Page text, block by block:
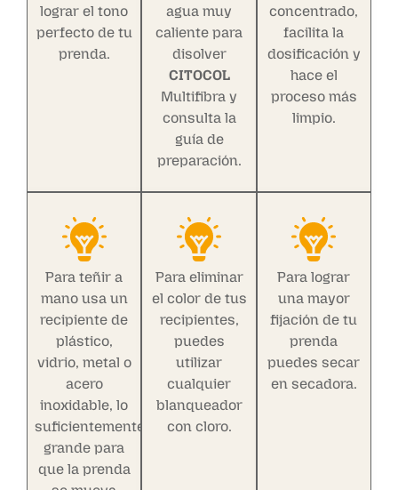
lograr el tono
perfecto de tu
prenda.
agua muy
caliente para
disolver
CITOCOL
Multifibra y
consulta la
guía de
preparación.
concentrado,
facilita la
dosificación y
hace el
proceso más
limpio.
Para teñir a
mano usa un
recipiente de
plástico,
vidrio, metal o
acero
inoxidable, lo
suficientemente
grande para
que la prenda
Para eliminar
el color de tus
recipientes,
puedes
utilizar
cualquier
blanqueador
con cloro.
Para lograr
una mayor
fijación de tu
prenda
puedes secar
en secadora.